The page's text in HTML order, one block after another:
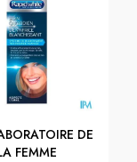
DE
FEMME